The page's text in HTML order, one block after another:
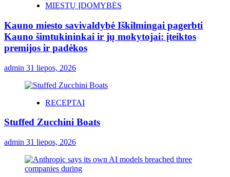
MIESTŲ ĮDOMYBĖS
Kauno miesto savivaldybė Iškilmingai pagerbti
Kauno šimtukininkai ir jų mokytojai: įteiktos
premijos ir padėkos
admin 31 liepos, 2026
RECEPTAI
Stuffed Zucchini Boats
admin 31 liepos, 2026